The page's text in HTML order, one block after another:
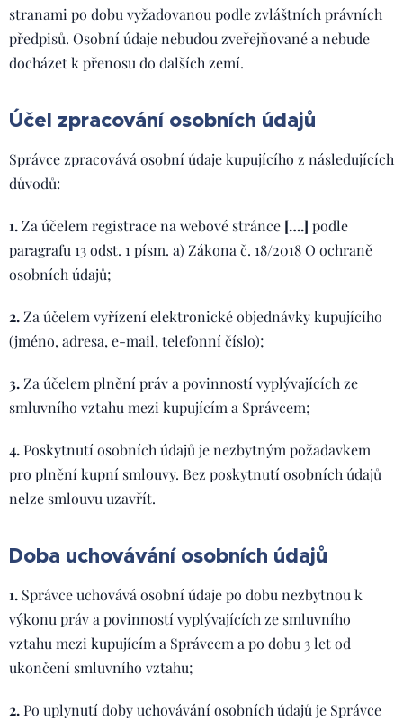
stranami po dobu vyžadovanou podle zvláštních právních
předpisů. Osobní údaje nebudou zveřejňované a nebude
docházet k přenosu do dalších zemí.
Účel zpracování osobních údajů
Správce zpracovává osobní údaje kupujícího z následujících
důvodů:
1. Za účelem registrace na webové stránce [….] podle
paragrafu 13 odst. 1 písm. a) Zákona č. 18/2018 O ochraně
osobních údajů;
2. Za účelem vyřízení elektronické objednávky kupujícího
(jméno, adresa, e-mail, telefonní číslo);
3. Za účelem plnění práv a povinností vyplývajících ze
smluvního vztahu mezi kupujícím a Správcem;
4.Poskytnutí osobních údajů je nezbytným požadavkem
pro plnění kupní smlouvy. Bez poskytnutí osobních údajů
nelze smlouvu uzavřít.
Doba uchovávání osobních údajů
1. Správce uchovává osobní údaje po dobu nezbytnou k
výkonu práv a povinností vyplývajících ze smluvního
vztahu mezi kupujícím a Správcem a po dobu 3 let od
ukončení smluvního vztahu;
2.Po uplynutí doby uchovávání osobních údajů je Správce